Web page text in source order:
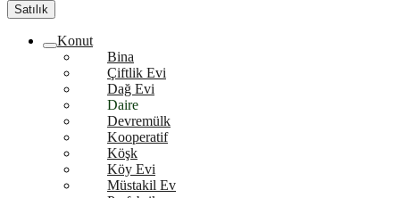
Satılık
Konut
Bina
Çiftlik Evi
Dağ Evi
Daire
Devremülk
Kooperatif
Köşk
Köy Evi
Müstakil Ev